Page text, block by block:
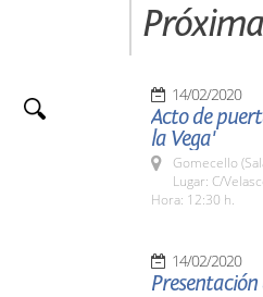
14/02/2020
Acto de
la Vega'
Gomecello
Lugar: C/
Hora: 12:30 h.
14/02/2020